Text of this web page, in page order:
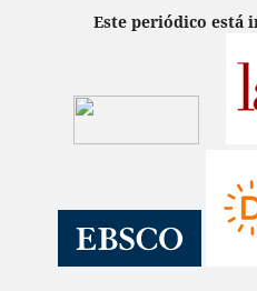
Este periódico está